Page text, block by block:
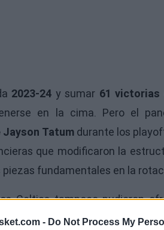
- Do Not Process My
2023-24 y sumar 61 victorias
en la cima. Pero el
Tatumdurante los
que modificaron la
piezas fundamentales en la
Celtics tampoco pudieron
Horford. Para un veterano